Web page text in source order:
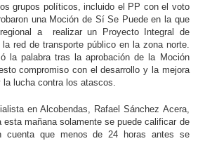
grupos políticos, incluido el PP con el voto
una Moción de Sí Se Puede en la que
a realizar un Proyecto Integral de
la red de transporte público en la zona norte.
la palabra tras la aprobación de la Moción
compromiso con el desarrollo y la mejora
la lucha contra los atascos.
en Alcobendas, Rafael Sánchez Acera,
esta mañana solamente se puede calificar de
cuenta que menos de 24 horas antes se